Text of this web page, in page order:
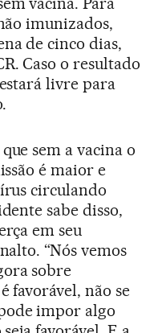
imunizados,
de cinco dias,
Caso o resultado
livre para
sem a vacina o
é maior e
circulando
sabe disso,
em seu
“Nós vemos
sobre
favorável, não se
impor algo